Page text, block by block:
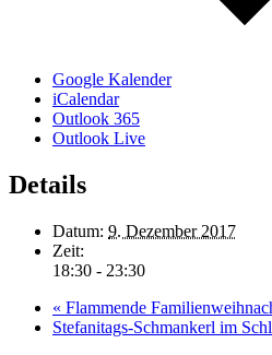
Google Kalender
iCalendar
Outlook 365
Outlook Live
Details
Datum: 9. Dezember 2017
Zeit:
18:30 - 23:30
« Flammende
Stefanitags-Schmankerl im